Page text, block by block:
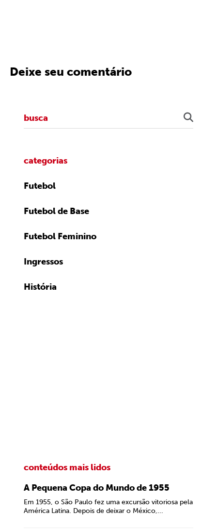
Deixe seu comentário
categorias
Futebol
Futebol de Base
Futebol Feminino
Ingressos
História
conteúdos mais lidos
A Pequena Copa do Mundo de 1955
Em 1955, o São Paulo fez uma excursão vitoriosa pela
América Latina. Depois de deixar o México,...